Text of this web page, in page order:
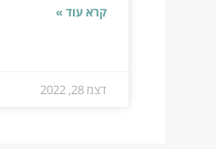
קרא עוד »
דצמ 28, 2022